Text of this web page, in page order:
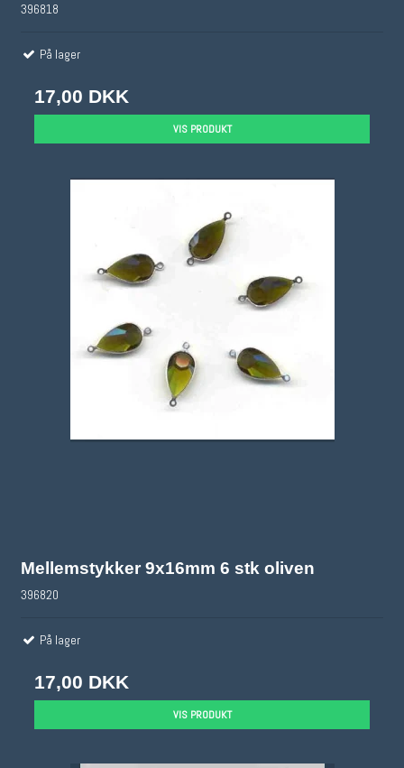
396818
På lager
17,00 DKK
VIS PRODUKT
Mellemstykker 9x16mm 6 stk oliven
396820
På lager
17,00 DKK
VIS PRODUKT